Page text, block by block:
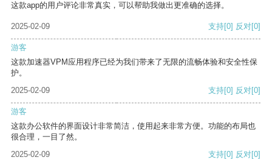
这款app的用户评论非常真实，可以帮助我做出更准确的选择。
2025-02-09 支持[0] 反对[0]
游客
这款加速器VPM应用程序已经为我们带来了无限的流畅体验和安全性保
护。
2025-02-09
支持[0] 反对[0]
游客
这款办公软件的界面设计非常简洁，使用起来非常方便。功能的布局也
很合理，一目了然。
2025-02-09
支持[0] 反对[0]